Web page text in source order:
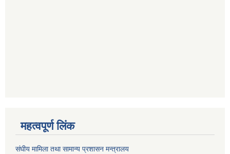
महत्वपूर्ण लिंक
संघीय मामिला तथा सामान्य प्रशासन मन्त्रालय